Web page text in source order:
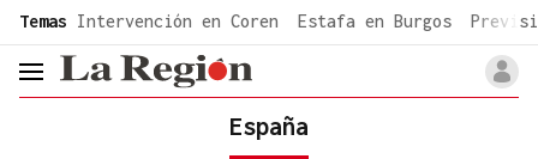
common.go-to-content
Temas Intervención en Coren Estafa en Burgos
header.menu.open
España